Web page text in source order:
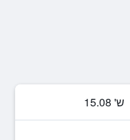
ש' 15.08